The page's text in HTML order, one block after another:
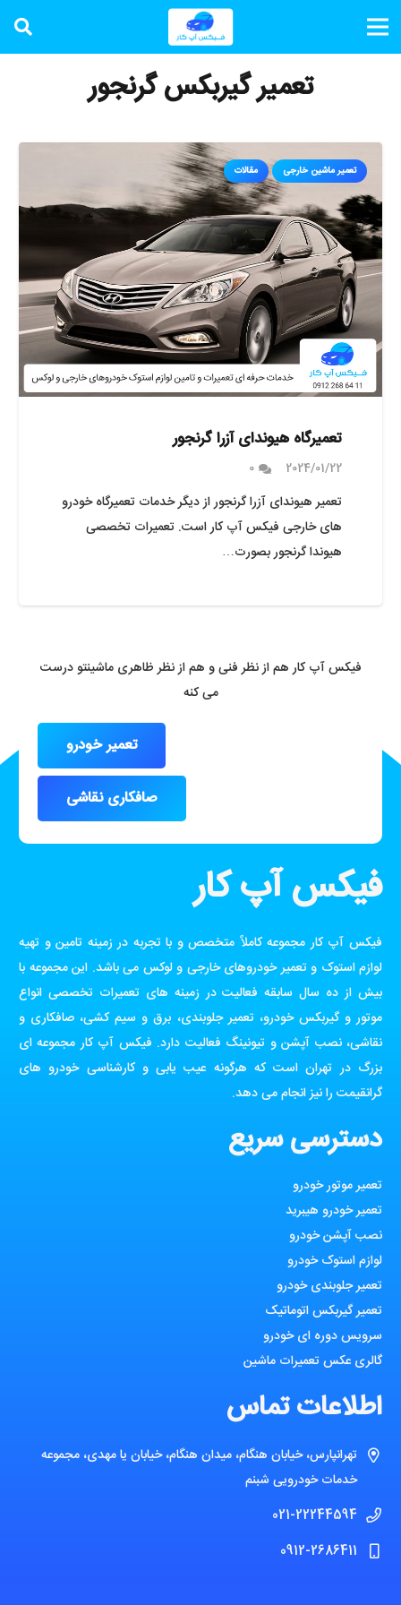
تعمیر گیربکس گرنجور
تعمیر ماشین خارجی مقالات
تعمیرگاه هیوندای آزرا گرنجور
2024/01/22
0
تعمیر هیوندای آزرا گرنجور از دیگر خدمات تعمیرگاه خودرو
های خارجی فیکس آپ کار است. تعمیرات تخصصی
هیوندا گرنجور بصورت…
فیکس آپ کار هم از نظر فنی و هم از نظر ظاهری ماشینتو درست
می کنه
تعمیر خودرو
صافکاری نقاشی
فیکس آپ کار
فیکس آپ کار مجموعه کاملاً متخصص و با تجربه در زمینه تامین و تهیه
لوازم استوک و تعمیر خودروهای خارجی و لوکس می باشد. این مجموعه با
بیش از ده سال سابقه فعالیت در زمینه های تعمیرات تخصصی انواع
موتور و گیربکس خودرو، تعمیر جلوبندی، برق و سیم کشی، صافکاری و
نقاشی، نصب آپشن و تیونینگ فعالیت دارد. فیکس آپ کار مجموعه ای
بزرگ در تهران است که هرگونه عیب یابی و کارشناسی خودرو های
گرانقیمت را نیز انجام می دهد.
دسترسی سریع
تعمیر موتور خودرو
تعمیر خودرو هیبرید
نصب آپشن خودرو
لوازم استوک خودرو
تعمیر جلوبندی خودرو
تعمیر گیربکس اتوماتیک
سرویس دوره ای خودرو
گالری عکس تعمیرات ماشین
اطلاعات تماس
تهرانپارس، خیابان هنگام، میدان هنگام، خیابان یا مهدی، مجموعه
خدمات خودرویی شبنم
021-22244594
0912-2686411